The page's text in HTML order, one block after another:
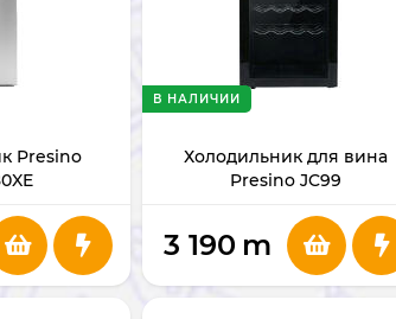
Presino
Холодильник для вина
Presino JC99
В НАЛИЧИИ
3 190 m